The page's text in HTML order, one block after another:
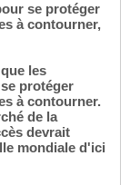
se protéger
à contourner,
les
protéger
à contourner.
de la
devrait
mondiale d'ici